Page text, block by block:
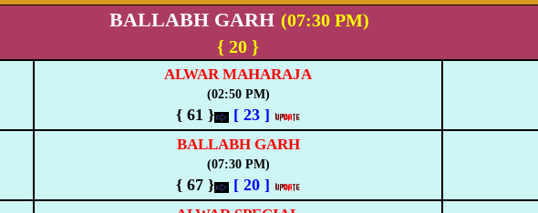
BALLABH GARH (07:30 PM)
{ 20 }
ALWAR MAHARAJA
(02:50 PM)
{ 61 } [ 23]
BALLABH GARH
(07:30 PM)
{ 67 } [ 20]